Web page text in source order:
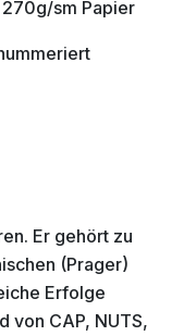
sm Papier
Er gehört zu
(Prager)
Erfolge
von CAP, NUTS,